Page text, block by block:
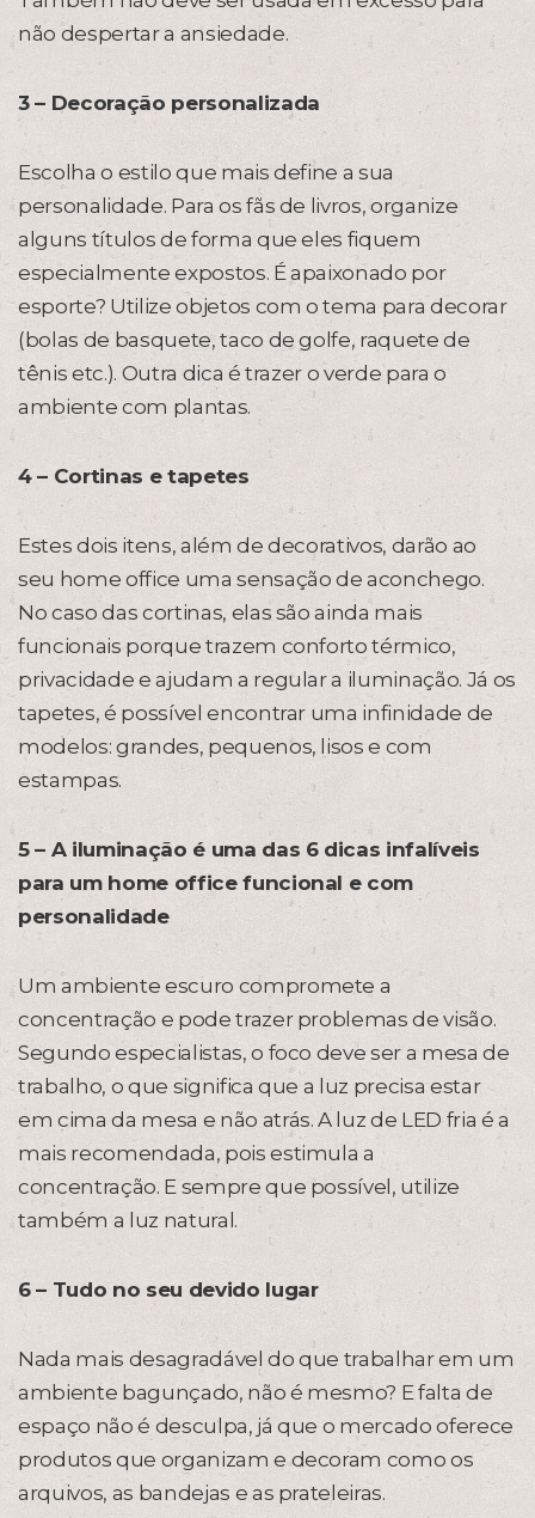
não despertar a ansiedade.
3 – Decoração personalizada
Escolha o estilo que mais define a sua
personalidade. Para os fãs de livros, organize
alguns títulos de forma que eles fiquem
especialmente expostos. É apaixonado por
esporte? Utilize objetos com o tema para decorar
(bolas de basquete, taco de golfe, raquete de
tênis etc.). Outra dica é trazer o verde para o
ambiente com plantas.
4 – Cortinas e tapetes
Estes dois itens, além de decorativos, darão ao
seu home office uma sensação de aconchego.
No caso das cortinas, elas são ainda mais
funcionais porque trazem conforto térmico,
privacidade e ajudam a regular a iluminação. Já os
tapetes, é possível encontrar uma infinidade de
modelos: grandes, pequenos, lisos e com
estampas.
5 – A iluminação é uma das 6 dicas infalíveis
para um home office funcional e com
personalidade
Um ambiente escuro compromete a
concentração e pode trazer problemas de visão.
Segundo especialistas, o foco deve ser a mesa de
trabalho, o que significa que a luz precisa estar
em cima da mesa e não atrás. A luz de LED fria é a
mais recomendada, pois estimula a
concentração. E sempre que possível, utilize
também a luz natural.
6 – Tudo no seu devido lugar
Nada mais desagradável do que trabalhar em um
ambiente bagunçado, não é mesmo? E falta de
espaço não é desculpa, já que o mercado oferece
produtos que organizam e decoram como os
arquivos, as bandejas e as prateleiras.